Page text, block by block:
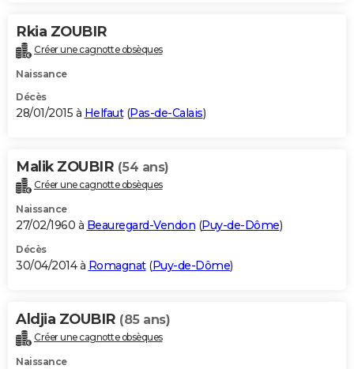
Rkia ZOUBIR
Créer une cagnotte obsèques
Naissance
Décès
28/01/2015 à Helfaut(Pas-de-Calais)
Malik ZOUBIR (54 ans)
Créer une cagnotte obsèques
Naissance
27/02/1960 à Beauregard-Vendon (Puy-de-Dôme)
Décès
30/04/2014 à Romagnat(Puy-de-Dôme)
Aldjia ZOUBIR (85 ans)
Créer une cagnotte obsèques
Naissance